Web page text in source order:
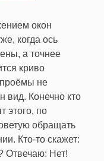
окон
когда ось
а точнее
криво
не
вид. Конечно кто
этого, по
обращать
Кто-то скажет:
Отвечаю: Нет!